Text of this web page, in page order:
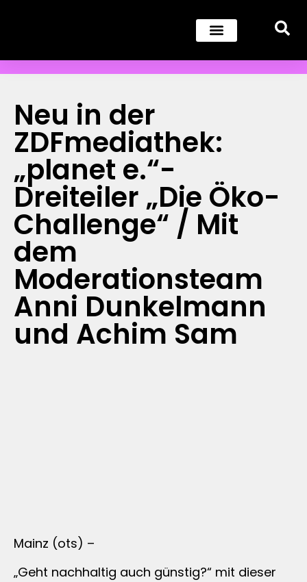
Neu in der
ZDFmediathek:
„planet e.“-
Dreiteiler „Die Öko-
Challenge“ / Mit
dem
Moderationsteam
Anni Dunkelmann
und Achim Sam
Mainz (ots) –
„Geht nachhaltig auch günstig?“ mit dieser